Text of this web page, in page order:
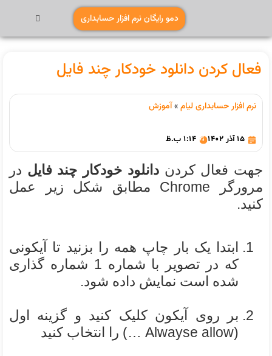
دمو رایگان نرم افزار حسابداری
فعال کردن دانلود خودکار چند فایل
نرم افزار حسابداری لیام»آموزش
15 آذر 1402 1:14 ب.ظ
جهت فعال کردندانلود خودکار چند فایل در
مرورگر Chrome مطابق شکل زیر عمل
کنید.
ابتدا یک بار چاپ همه را بزنید تا آیکونی
که در تصویر با شماره 1 شماره گذاری
شده است نمایش داده شود.
بر روی آیکون کلیک کنید و گزینه اول
(Alwayse allow …) را انتخاب کنید